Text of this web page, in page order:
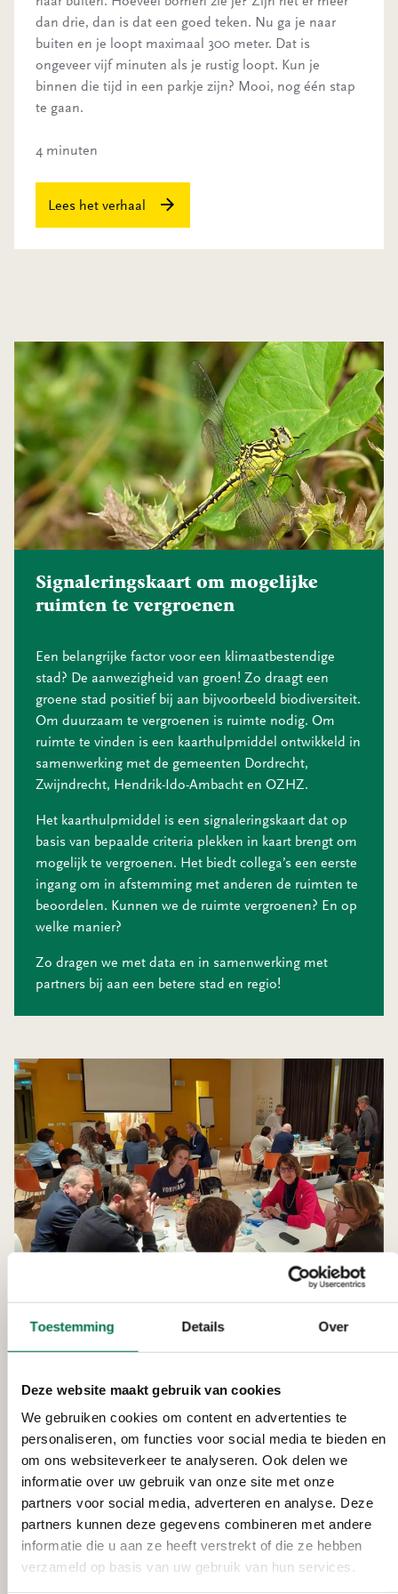
Toestemming Details Over
Deze website maakt gebruik van cookies
We gebruiken cookies om content en advertenties te
personaliseren, om functies voor social media te bieden en
om ons websiteverkeer te analyseren. Ook delen we
informatie over uw gebruik van onze site met onze
partners voor social media, adverteren en analyse. Deze
partners kunnen deze gegevens combineren met andere
informatie die u aan ze heeft verstrekt of die ze hebben
verzameld op basis van uw gebruik van hun services.
dan drie, dan is dat een goed teken. Nu ga je naar
buiten en je loopt maximaal 300 meter. Dat is
ongeveer vijf minuten als je rustig loopt. Kun je
binnen die tijd in een parkje zijn? Mooi, nog één stap
te gaan.
4 minuten
Lees het verhaal
Signaleringskaart om mogelijke
ruimten te vergroenen
Een belangrijke factor voor een klimaatbestendige
stad? De aanwezigheid van groen! Zo draagt een
groene stad positief bij aan bijvoorbeeld biodiversiteit.
Om duurzaam te vergroenen is ruimte nodig. Om
ruimte te vinden is een kaarthulpmiddel ontwikkeld in
samenwerking met de gemeenten Dordrecht,
Zwijndrecht, Hendrik-Ido-Ambacht en OZHZ.
Het kaarthulpmiddel is een signaleringskaart dat op
basis van bepaalde criteria plekken in kaart brengt om
mogelijk te vergroenen. Het biedt collega’s een eerste
ingang om in afstemming met anderen de ruimten te
beoordelen. Kunnen we de ruimte vergroenen? En op
welke manier?
Zo dragen we met data en in samenwerking met
partners bij aan een betere stad en regio!
Nieuw RO-beleid én werksessie
Water & Bodem Sturend (WBS)
De ruimtelijke ordening gaat op de schop. Het rijk
neemt meer regie; zo gaan de provincies aan de slag
met de Ruimtelijke Puzzel. Uitgangspunten hiervoor
zijn geformuleerd in de Kamerbrief Water- en bodem
Sturend. Wij bereiden ons daarop voor met het
project WBS.
Dit nieuwe beleid vraagt ons op een andere manier te
kijken naar de ontwikkeling en het gebruik in het
fysieke domein. Naast het Rijk en de Provincie, gaan